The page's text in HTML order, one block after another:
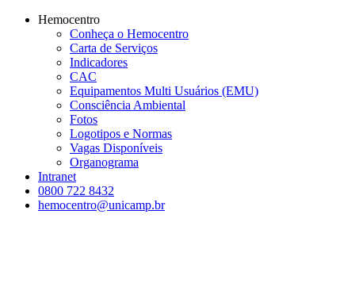
Conteúdo principal
Hemocentro
Conheça o Hemocentro
Carta de Serviços
Indicadores
CAC
Equipamentos Multi Usuários (EMU)
Consciência Ambiental
Fotos
Logotipos e Normas
Vagas Disponíveis
Organograma
Intranet
0800 722 8432
hemocentro@unicamp.br